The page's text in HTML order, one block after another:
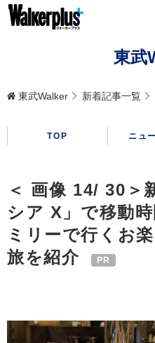
東武
東武Walker 新着記事一覧
TOP ニュ
＜ 画像 14/ 30＞
シア X」で移動
ミリーで行くお
旅を紹介